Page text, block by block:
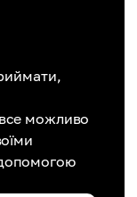
можливо